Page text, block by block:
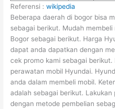
Referensi :wikipedia
Beberapa daerah di bogor bisa
sebagai berikut. Mudah
Bogor sebagai berikut. Harga
dapat anda dapatkan dengan
cek promo kami sebagai berikut.
perawatan mobil Hyundai.
anda dalam membeli mobil.
adalah sebagai berikut. Lakukan
dengan metode pembelian